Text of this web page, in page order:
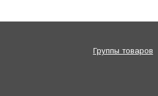
Группы товаров